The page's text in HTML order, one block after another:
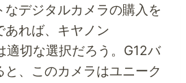
デジタルカメラの購入を
あれば、キヤノン
適切な選択だろう。G12バ
と、このカメラはユニーク